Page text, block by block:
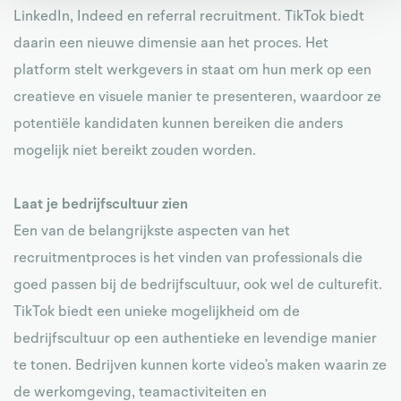
LinkedIn, Indeed en referral recruitment. TikTok biedt
daarin een nieuwe dimensie aan het proces. Het
platform stelt werkgevers in staat om hun merk op een
creatieve en visuele manier te presenteren, waardoor ze
potentiële kandidaten kunnen bereiken die anders
mogelijk niet bereikt zouden worden.
Laat je bedrijfscultuur zien
Een van de belangrijkste aspecten van het
recruitmentproces is het vinden van professionals die
goed passen bij de bedrijfscultuur, ook wel de culturefit.
TikTok biedt een unieke mogelijkheid om de
bedrijfscultuur op een authentieke en levendige manier
te tonen. Bedrijven kunnen korte video’s maken waarin ze
de werkomgeving, teamactiviteiten en